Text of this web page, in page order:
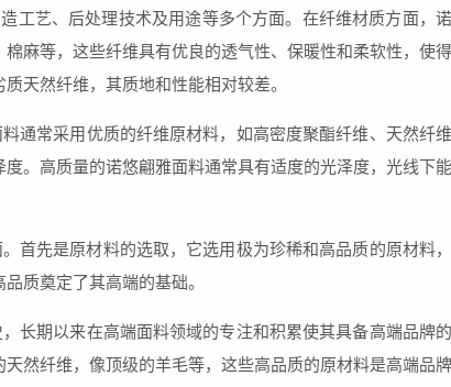
工艺、后处理技术及用途等多个方面。在纤维材质方面，诺
麻等，这些纤维具有优良的透气性、保暖性和柔软性，使得
天然纤维，其质地和性能相对较差。
通常采用优质的纤维原材料，如高密度聚酯纤维、天然纤维
。高质量的诺悠翩雅面料通常具有适度的光泽度，光线下能
先是原材料的选取，它选用极为珍稀和高品质的原材料，
质奠定了其高端的基础。
长期以来在高端面料领域的专注和积累使其具备高端品牌的
然纤维，像顶级的羊毛等，这些高品质的原材料是高端品牌